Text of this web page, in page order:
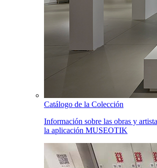
Catálogo de la Colección
Información sobre las obras y
la aplicación MUSEOTIK